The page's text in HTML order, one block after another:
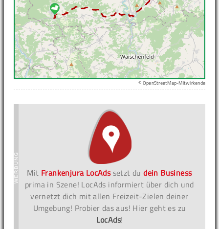
© OpenStreetMap-Mitwirkende
Mit Frankenjura LocAdssetzt dudein Business
prima in Szene! LocAds informiert über dich und
vernetzt dich mit allen Freizeit-Zielen deiner
Umgebung! Probier das aus! Hier geht es zu
LocAds!